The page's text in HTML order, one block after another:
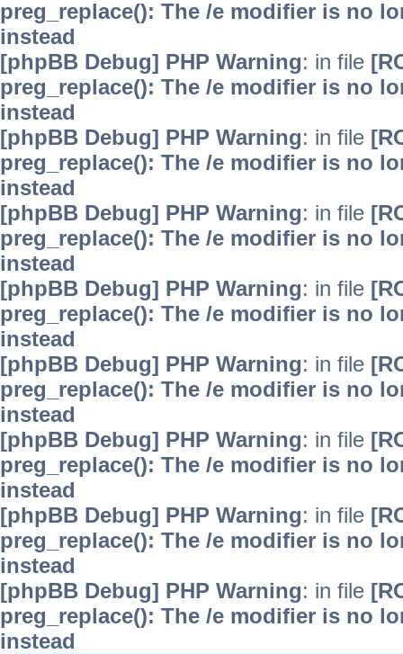
preg_replace(): The /e modifier is no
instead
[phpBB Debug] PHP Warning: in file
preg_replace(): The /e modifier is no
instead
[phpBB Debug] PHP Warning: in file
preg_replace(): The /e modifier is no
instead
[phpBB Debug] PHP Warning: in file
preg_replace(): The /e modifier is no
instead
[phpBB Debug] PHP Warning: in file
preg_replace(): The /e modifier is no
instead
[phpBB Debug] PHP Warning: in file
preg_replace(): The /e modifier is no
instead
[phpBB Debug] PHP Warning: in file
preg_replace(): The /e modifier is no
instead
[phpBB Debug] PHP Warning: in file
preg_replace(): The /e modifier is no
instead
[phpBB Debug] PHP Warning: in file
preg_replace(): The /e modifier is no
instead